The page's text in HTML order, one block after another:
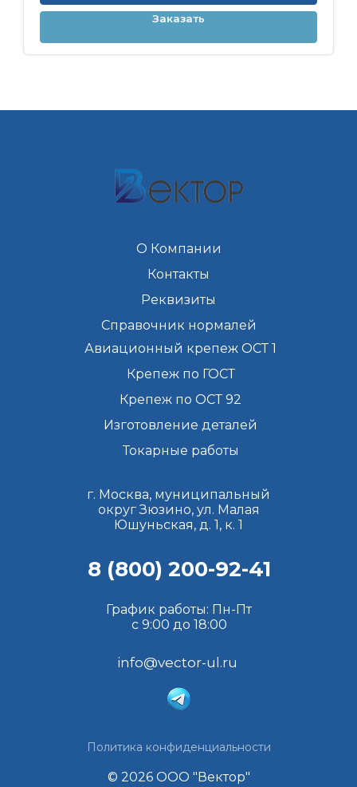
Заказать
info@vector-ul.ru
График работы: Пн-Пт
с 9:00 до 18:00
г. Москва, муниципальный
округ Зюзино, ул. Малая
Юшуньская, д. 1, к. 1
© 2026 ООО "Вектор"
О Компании
Контакты
Реквизиты
Справочник нормалей
Авиационный крепеж ОСТ 1
Крепеж по ГОСТ
Крепеж по ОСТ 92
Изготовление деталей
Токарные работы
Политика конфиденциальности
8 (800) 200-92-41